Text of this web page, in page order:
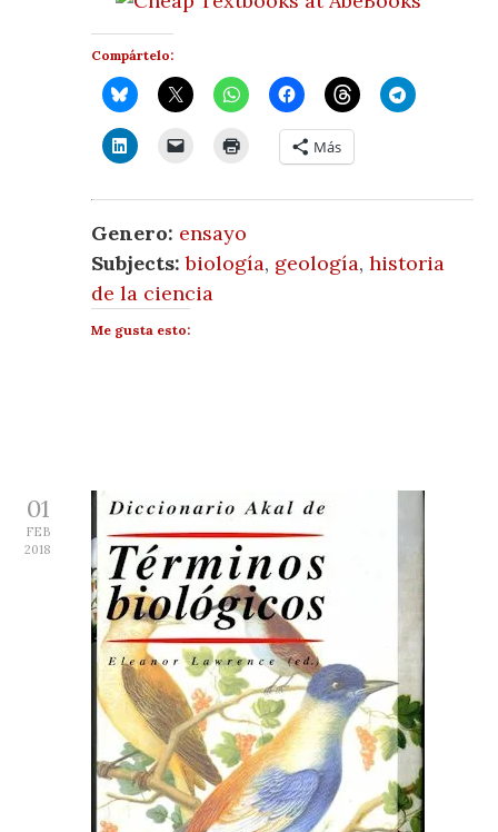
Compártelo:
Más
Genero: ensayo
Subjects: biología, geología,historia
de la ciencia
Me gusta esto:
01
FEB
2018